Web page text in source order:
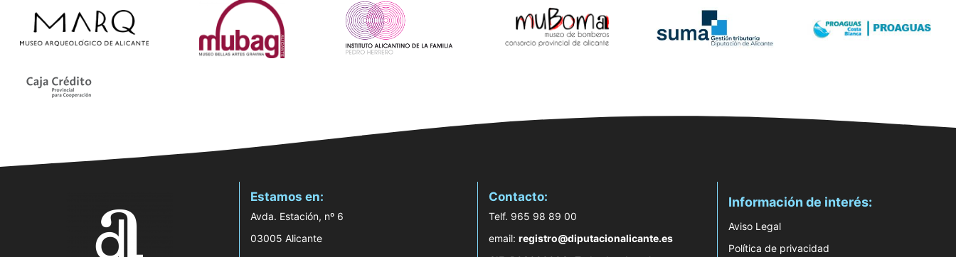
Estamos en:
Avda. Estación, nº 6
03005 Alicante
Contacto:
Telf. 965 98 89 00
email: registro@diputacionalicante.es
Información de interés:
Aviso Legal
Política de privacidad